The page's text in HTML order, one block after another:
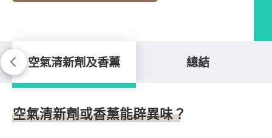
空氣清新劑及香薰 總結
空氣清新劑及香薰
空氣清新劑或香薰能辟異味？